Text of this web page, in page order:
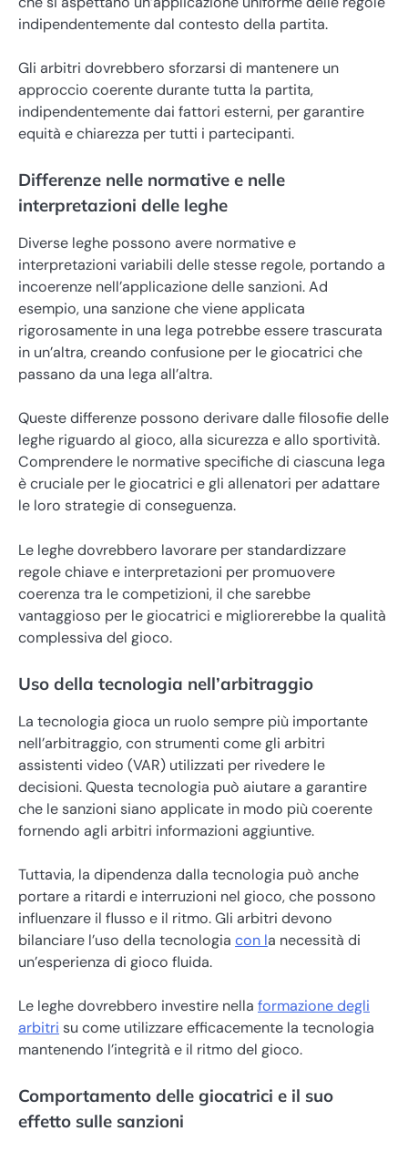
indipendentemente dal contesto della partita.
Gli arbitri dovrebbero sforzarsi di mantenere un
approccio coerente durante tutta la partita,
indipendentemente dai fattori esterni, per garantire
equità e chiarezza per tutti i partecipanti.
Differenze nelle normative e nelle
interpretazioni delle leghe
Diverse leghe possono avere normative e
interpretazioni variabili delle stesse regole, portando a
incoerenze nell’applicazione delle sanzioni. Ad
esempio, una sanzione che viene applicata
rigorosamente in una lega potrebbe essere trascurata
in un’altra, creando confusione per le giocatrici che
passano da una lega all’altra.
Queste differenze possono derivare dalle filosofie delle
leghe riguardo al gioco, alla sicurezza e allo sportività.
Comprendere le normative specifiche di ciascuna lega
è cruciale per le giocatrici e gli allenatori per adattare
le loro strategie di conseguenza.
Le leghe dovrebbero lavorare per standardizzare
regole chiave e interpretazioni per promuovere
coerenza tra le competizioni, il che sarebbe
vantaggioso per le giocatrici e migliorerebbe la qualità
complessiva del gioco.
Uso della tecnologia nell’arbitraggio
La tecnologia gioca un ruolo sempre più importante
nell’arbitraggio, con strumenti come gli arbitri
assistenti video (VAR) utilizzati per rivedere le
decisioni. Questa tecnologia può aiutare a garantire
che le sanzioni siano applicate in modo più coerente
fornendo agli arbitri informazioni aggiuntive.
Tuttavia, la dipendenza dalla tecnologia può anche
portare a ritardi e interruzioni nel gioco, che possono
influenzare il flusso e il ritmo. Gli arbitri devono
bilanciare l’uso della tecnologia con la necessità di
un’esperienza di gioco fluida.
Le leghe dovrebbero investire nella formazione degli
arbitri su come utilizzare efficacemente la tecnologia
mantenendo l’integrità e il ritmo del gioco.
Comportamento delle giocatrici e il suo
effetto sulle sanzioni